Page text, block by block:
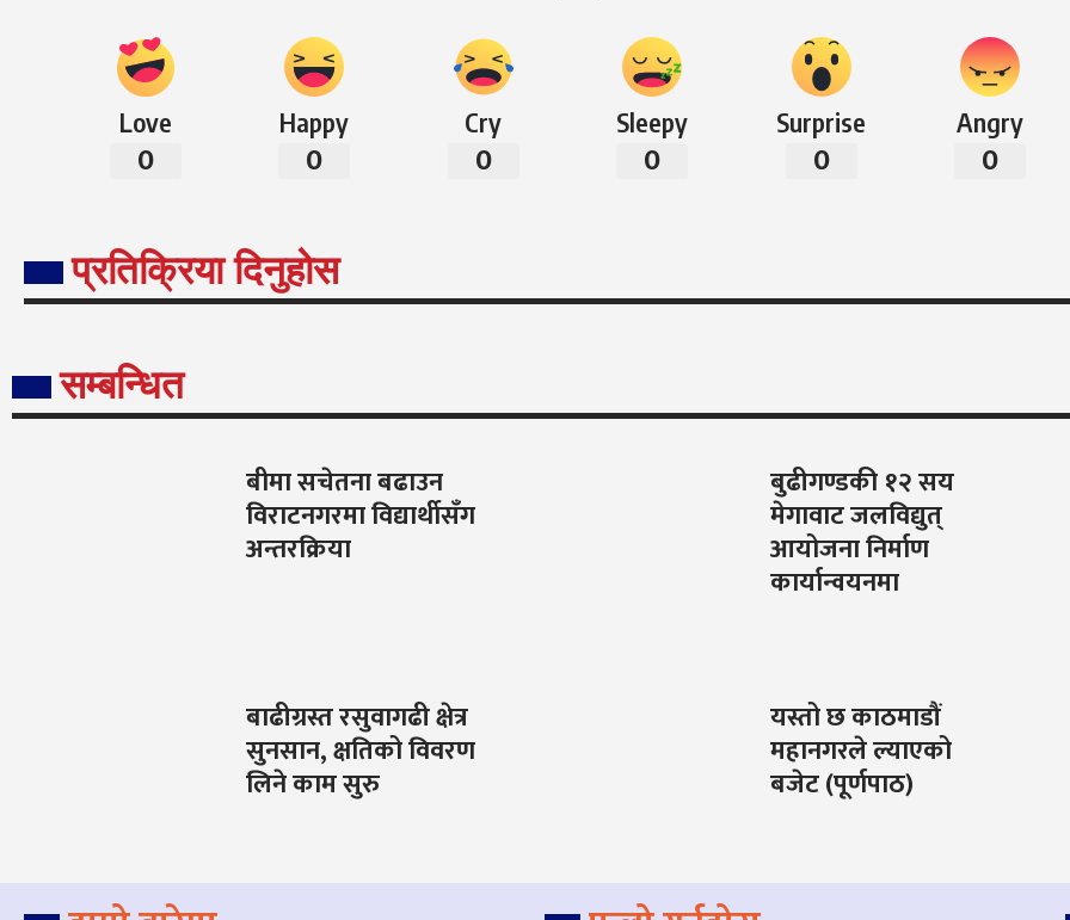
Love
0
Happy
0
Cry
0
Sleepy
0
Surprise
0
Angry
0
प्रतिक्रिया दिनुहोस
सम्बन्धित
बीमा सचेतना बढाउन
विराटनगरमा विद्यार्थीसँग
अन्तरक्रिया
बुढीगण्डकी १२ सय
मेगावाट जलविद्युत्
आयोजना निर्माण
कार्यान्वयनमा
बाढीग्रस्त रसुवागढी क्षेत्र
सुनसान, क्षतिको विवरण
लिने काम सुरु
यस्तो छ काठमाडौं
महानगरले ल्याएको
बजेट (पूर्णपाठ)